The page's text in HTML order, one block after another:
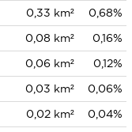
0,33 km²
0,68%
0,08 km²
0,16%
0,06 km²
0,12%
0,03 km²
0,06%
0,02 km²
0,04%